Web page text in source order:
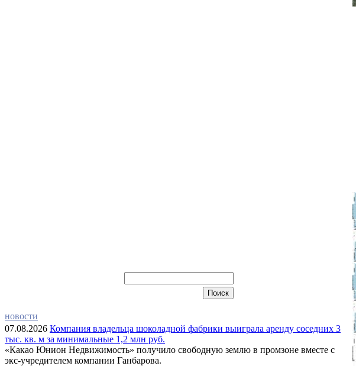
новости
07.08.2026 Компания владельца шоколадной фабрики выиграла аренду соседних 3
тыс. кв. м за минимальные 1,2 млн руб.
«Какао Юнион Недвижимость» получило свободную землю в промзоне вместе с
экс-учредителем компании Ганбарова.